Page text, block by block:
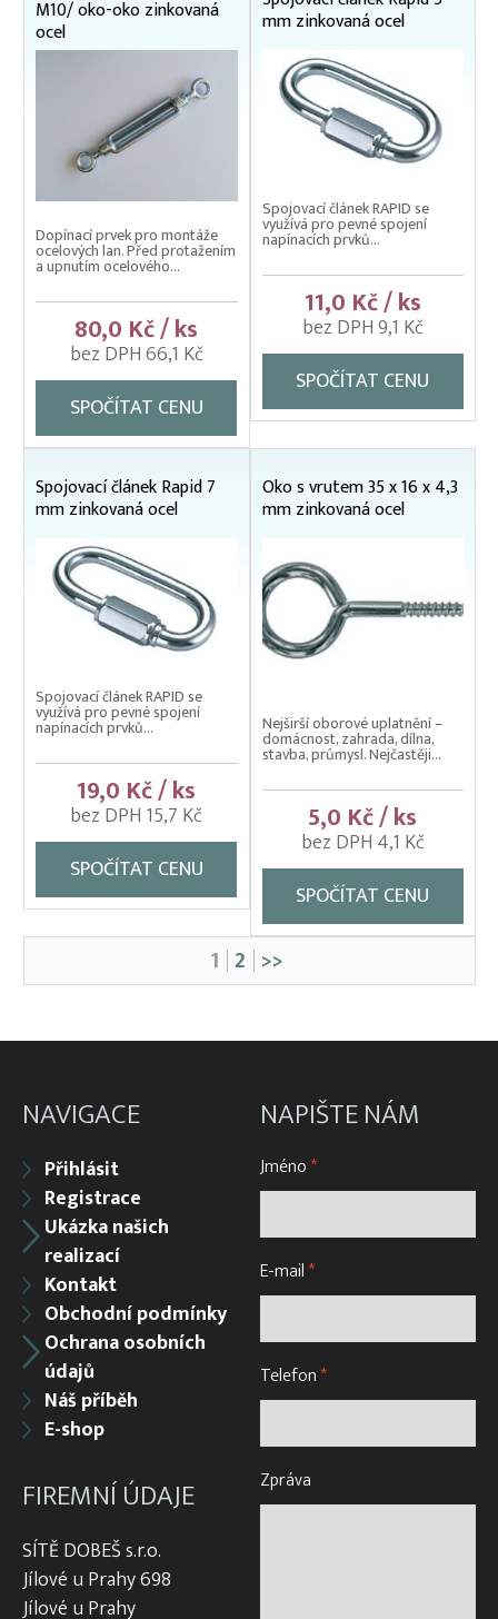
M10/ oko-oko zinkovaná
ocel
Dopínací prvek pro montáže
ocelových lan. Před protažením
a upnutím ocelového...
80,0 Kč / ks
bez DPH 66,1 Kč
SPOČÍTAT CENU
mm zinkovaná ocel
Spojovací článek RAPID se
využívá pro pevné spojení
napínacích prvků...
11,0 Kč / ks
bez DPH 9,1 Kč
SPOČÍTAT CENU
Spojovací článek Rapid 7
mm zinkovaná ocel
Spojovací článek RAPID se
využívá pro pevné spojení
napínacích prvků...
19,0 Kč / ks
bez DPH 15,7 Kč
SPOČÍTAT CENU
Oko s vrutem 35 x 16 x 4,3
mm zinkovaná ocel
Nejširší oborové uplatnění –
domácnost, zahrada, dílna,
stavba, průmysl. Nejčastěji...
5,0 Kč / ks
bez DPH 4,1 Kč
SPOČÍTAT CENU
1 2 >>
NAVIGACE
Přihlásit
Registrace
Ukázka našich
realizací
Kontakt
Obchodní podmínky
Ochrana osobních
údajů
Náš příběh
E-shop
FIREMNÍ ÚDAJE
SÍTĚ DOBEŠ s.r.o.
Jílové u Prahy 698
Jílové u Prahy
NAPIŠTE NÁM
Jméno*
E-mail*
Telefon*
Zpráva